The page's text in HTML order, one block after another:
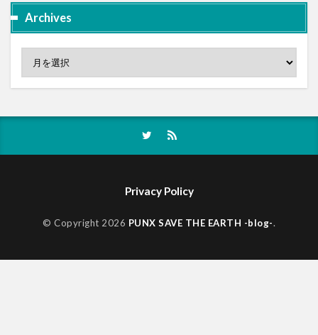
Archives
Privacy Policy
© Copyright 2026 PUNX SAVE THE EARTH -blog-.